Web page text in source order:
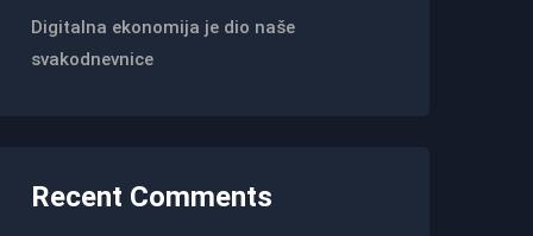
Digitalna ekonomija je dio naše
svakodnevnice
Recent Comments